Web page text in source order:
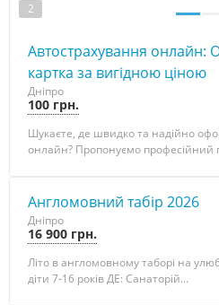
2
Автострахування онлайн:
картка за вигідною ціною
Дніпро
100 грн.
Шукаєте, де швидко та надійно
онлайн? Пропонуємо професійний
Англомовний табір 2026
Дніпро
16 900 грн.
Літо в англомовному таборі на
діти 7-16 років ДЕ: Санаторій...